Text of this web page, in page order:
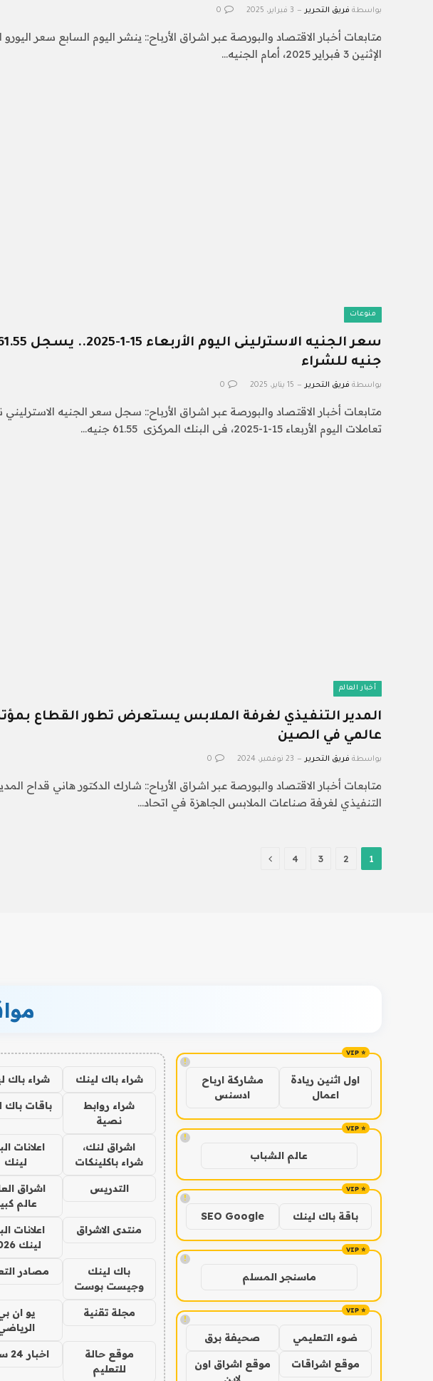
بواسطة فريق التحرير 3 فبراير، 2025 0
متابعات أخبار الاقتصاد والبورصة عبر اشراق الأرباح:: ينشر اليوم السابع سعر اليورو
الإثنين 3 فبراير 2025، أمام الجنيه…
منوعات
سعر الجنيه الاسترلينى اليوم الأربعاء 15-1-2025..
جنيه للشراء
بواسطة فريق التحرير 15 يناير، 2025 0
متابعات أخبار الاقتصاد والبورصة عبر اشراق الأرباح:: سجل سعر الجنيه الاسترليني
تعاملات اليوم الأربعاء 15-1-2025، فى البنك المركزى 61.55 جنيه…
أخبار العالم
المدير التنفيذي لغرفة الملابس يستعرض تطور القطاع
عالمي في الصين
بواسطة فريق التحرير 23 نوفمبر، 2024 0
متابعات أخبار الاقتصاد والبورصة عبر اشراق الأرباح:: شارك الدكتور هاني قداح
التنفيذي لغرفة صناعات الملابس الجاهزة في اتحاد…
1
2
3
4 التالي
!
اول اثنين ريادة
اعمال
مشاركة ارباح
ادسنس
!
عالم الشباب
!
باقة باك لينك SEO Google
!
ماسنجر المسلم
!
ضوء التعليمي صحيفة برق
موقع اشراقات
موقع اشراق اون
شراء باك لينك شراء باك
شراء روابط
نصية
باقات باك
اشراق لنك،
شراء باكلينكات
اعلانات
لينك
التدريس
اشراق
عالم
منتدى الاشراق
اعلانات
لينك 2026
باك لينك
وجيست بوست
مصادر
مجلة تقنية
يو ان
موقع حالة
للتعليم
اخبار 24 ساعة